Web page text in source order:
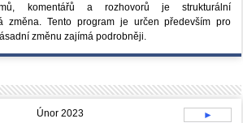
komentářů a rozhovorů je strukturální
změna. Tento program je určen především pro
změnu zajímá podrobněji.
Únor 2023 ►